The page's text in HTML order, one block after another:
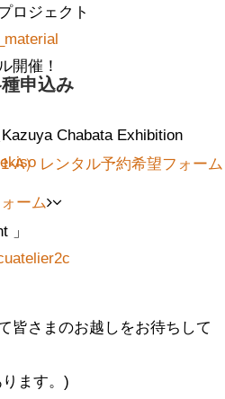
申込み
A）レンタル予約希望フォーム
ーム
ロジェクト
開催！
Chabata Exhibition
」
皆さまのお越しをお待ちして
ます。)